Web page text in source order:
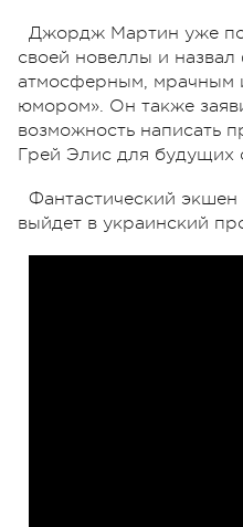
Джордж Мартин уже
своей новеллы и
атмосферным, мрачным
юмором». Он также
возможность написать
Грей Элис для будущих
Фантастический
выйдет в украинский